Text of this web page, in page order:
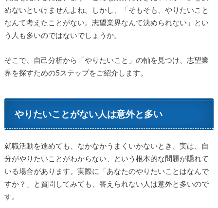
めないといけませんよね。しかし、「そもそも、やりたいこと
なんて考えたことがない。志望業界なんて決められない」とい
う人も多いのではないでしょうか。
そこで、自己分析から「やりたいこと」の軸を見つけ、志望業
界を探すための5ステップをご紹介します。
やりたいことがない人は意外と多い
就職活動を進めても、なかなかうまくいかないとき、実は、自
分がやりたいことがわからない、という根本的な問題が隠れて
いる場合があります。実際に「あなたのやりたいことはなんで
すか？」と質問してみても、答えられない人は意外と多いので
す。